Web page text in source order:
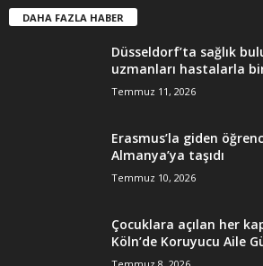
DAHA FAZLA HABER
Düsseldorf’ta sağlık
uzmanları hastalarla
Temmuz 11, 2026
Erasmus’la giden
Almanya’ya taşıdı
Temmuz 10, 2026
Çocuklara açılan her
Köln’de Koruyucu Aile